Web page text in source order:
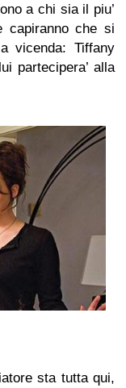
a chi sia il piu’
che si
vicenda: Tiffany
partecipera’ alla
sta tutta qui,